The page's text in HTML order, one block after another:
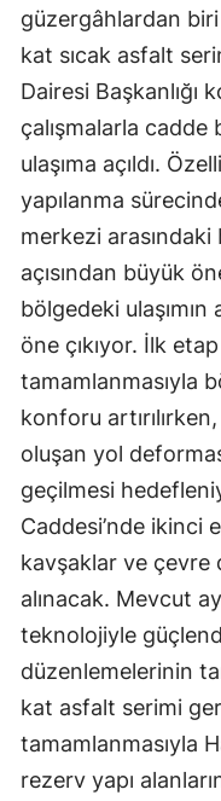
güzergâhlardan
kat sıcak asfalt
Dairesi Başkanlığı
çalışmalarla
ulaşıma açıldı.
yapılanma
merkezi arasındaki
açısından büyük
bölgedeki
öne çıkıyor. İlk
tamamlanmasıyla
konforu
oluşan yol
geçilmesi
Caddesi’nde ikinci
kavşaklar ve çevre
alınacak. Mevcut
teknolojiyle
düzenlemelerinin
kat asfalt serimi
tamamlanmasıyla
rezerv yapı